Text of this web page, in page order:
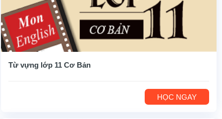
Từ vựng lớp 11 Cơ Bản
HỌC NGAY